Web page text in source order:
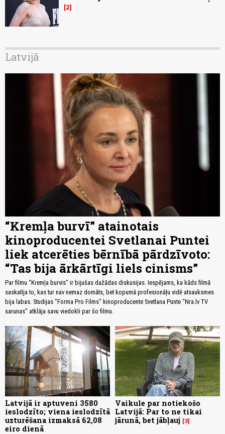
2
Latvijā
“Kremļa burvī” atainotais
kinoproducentei Svetlanai Puntei
liek atcerēties bērnībā pārdzīvoto:
“Tas bija ārkārtīgi liels cinisms”
Par filmu “Kremļa burvis” ir bijušas dažādas diskusijas. Iespējams, ka kāds filmā
saskatīja to, kas tur nav nemaz domāts, bet kopumā profesionāļu vidē atsauksmes
bija labas. Studijas "Forma Pro Films" kinoproducente Svetlana Punte “Nra.lv TV
sarunas” atklāja savu viedokli par šo filmu.
Latvijā ir aptuveni 3580
ieslodzīto; viena ieslodzītā
uzturēšana izmaksā 62,08
eiro dienā
Vaikule par notiekošo
Latvijā: Par to ne tikai
jārunā, bet jābļauj
3